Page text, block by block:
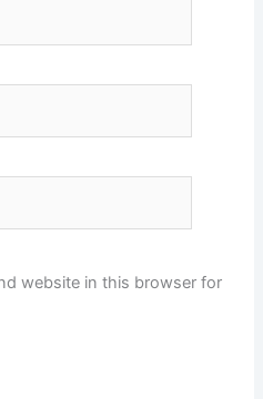
website in this browser for